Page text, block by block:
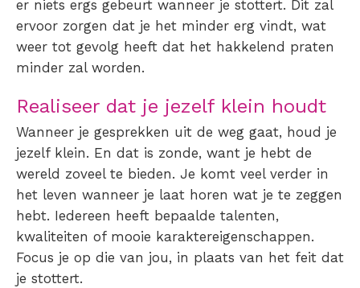
er niets ergs gebeurt wanneer je stottert. Dit zal
ervoor zorgen dat je het minder erg vindt, wat
weer tot gevolg heeft dat het hakkelend praten
minder zal worden.
Realiseer dat je jezelf klein houdt
Wanneer je gesprekken uit de weg gaat, houd je
jezelf klein. En dat is zonde, want je hebt de
wereld zoveel te bieden. Je komt veel verder in
het leven wanneer je laat horen wat je te zeggen
hebt. Iedereen heeft bepaalde talenten,
kwaliteiten of mooie karaktereigenschappen.
Focus je op die van jou, in plaats van het feit dat
je stottert.